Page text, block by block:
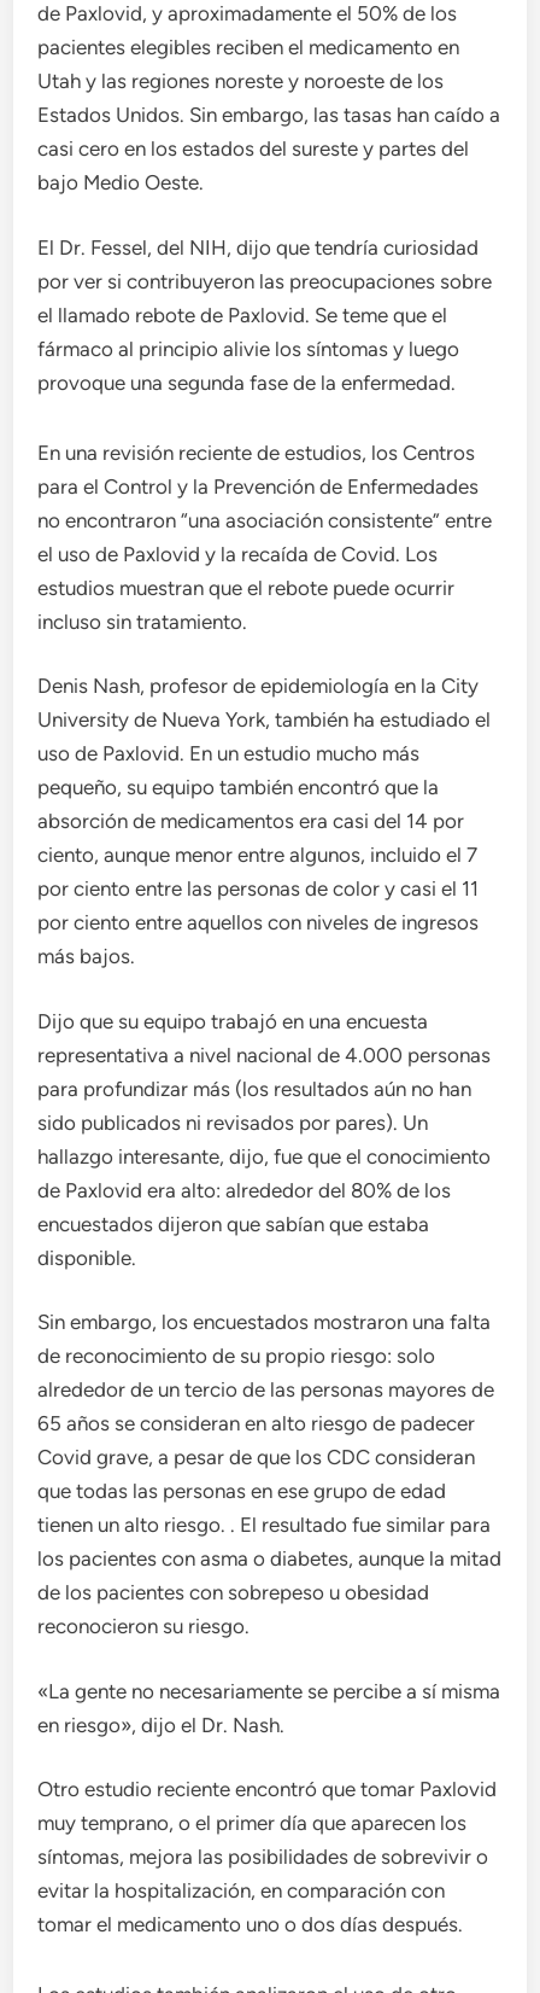
de Paxlovid, y aproximadamente el 50% de los
pacientes elegibles reciben el medicamento en
Utah y las regiones noreste y noroeste de los
Estados Unidos. Sin embargo, las tasas han caído a
casi cero en los estados del sureste y partes del
bajo Medio Oeste.
El Dr. Fessel, del NIH, dijo que tendría curiosidad
por ver si contribuyeron las preocupaciones sobre
el llamado rebote de Paxlovid. Se teme que el
fármaco al principio alivie los síntomas y luego
provoque una segunda fase de la enfermedad.
En una revisión reciente de estudios, los Centros
para el Control y la Prevención de Enfermedades
no encontraron “una asociación consistente” entre
el uso de Paxlovid y la recaída de Covid. Los
estudios muestran que el rebote puede ocurrir
incluso sin tratamiento.
Denis Nash, profesor de epidemiología en la City
University de Nueva York, también ha estudiado el
uso de Paxlovid. En un estudio mucho más
pequeño, su equipo también encontró que la
absorción de medicamentos era casi del 14 por
ciento, aunque menor entre algunos, incluido el 7
por ciento entre las personas de color y casi el 11
por ciento entre aquellos con niveles de ingresos
más bajos.
Dijo que su equipo trabajó en una encuesta
representativa a nivel nacional de 4.000 personas
para profundizar más (los resultados aún no han
sido publicados ni revisados ​​por pares). Un
hallazgo interesante, dijo, fue que el conocimiento
de Paxlovid era alto: alrededor del 80% de los
encuestados dijeron que sabían que estaba
disponible.
Sin embargo, los encuestados mostraron una falta
de reconocimiento de su propio riesgo: solo
alrededor de un tercio de las personas mayores de
65 años se consideran en alto riesgo de padecer
Covid grave, a pesar de que los CDC consideran
que todas las personas en ese grupo de edad
tienen un alto riesgo. . El resultado fue similar para
los pacientes con asma o diabetes, aunque la mitad
de los pacientes con sobrepeso u obesidad
reconocieron su riesgo.
«La gente no necesariamente se percibe a sí misma
en riesgo», dijo el Dr. Nash.
Otro estudio reciente encontró que tomar Paxlovid
muy temprano, o el primer día que aparecen los
síntomas, mejora las posibilidades de sobrevivir o
evitar la hospitalización, en comparación con
tomar el medicamento uno o dos días después.